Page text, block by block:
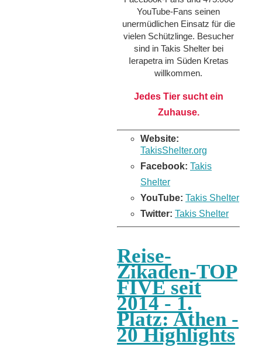
YouTube-Fans seinen
unermüdlichen Einsatz für die
vielen Schützlinge. Besucher
sind in Takis Shelter bei
Ierapetra im Süden Kretas
willkommen.
Jedes Tier sucht ein
Zuhause.
Website:
TakisShelter.org
Facebook: Takis
Shelter
YouTube: Takis Shelter
Twitter: Takis Shelter
Reise-
Zikaden-TOP
FIVE seit
2014 - 1.
Platz: Athen -
20 Highlights